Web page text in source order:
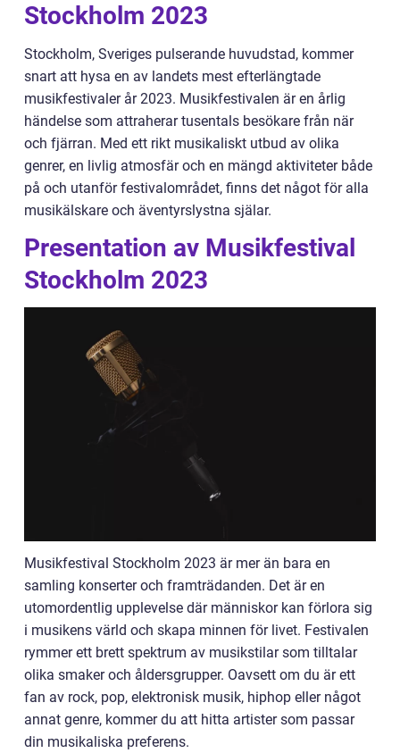
Stockholm 2023
Stockholm, Sveriges pulserande huvudstad, kommer
snart att hysa en av landets mest efterlängtade
musikfestivaler år 2023. Musikfestivalen är en årlig
händelse som attraherar tusentals besökare från när
och fjärran. Med ett rikt musikaliskt utbud av olika
genrer, en livlig atmosfär och en mängd aktiviteter både
på och utanför festivalområdet, finns det något för alla
musikälskare och äventyrslystna själar.
Presentation av Musikfestival
Stockholm 2023
Musikfestival Stockholm 2023 är mer än bara en
samling konserter och framträdanden. Det är en
utomordentlig upplevelse där människor kan förlora sig
i musikens värld och skapa minnen för livet. Festivalen
rymmer ett brett spektrum av musikstilar som tilltalar
olika smaker och åldersgrupper. Oavsett om du är ett
fan av rock, pop, elektronisk musik, hiphop eller något
annat genre, kommer du att hitta artister som passar
din musikaliska preferens.